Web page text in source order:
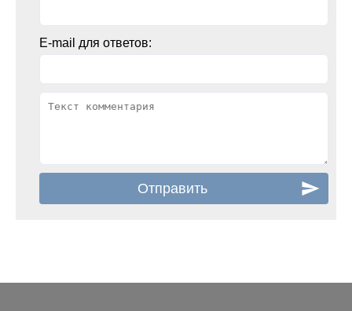
E-mail для ответов: